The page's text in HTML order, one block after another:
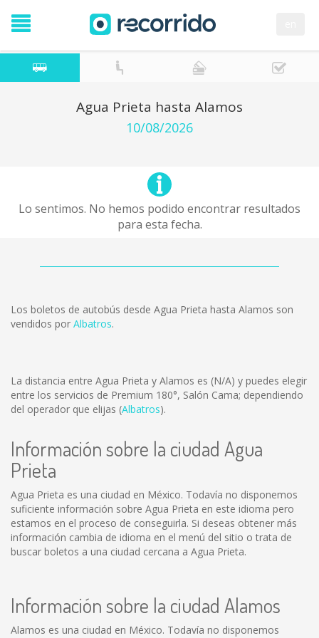
Agua Prieta hasta Alamos
10/08/2026
Lo sentimos. No hemos podido encontrar resultados
para esta fecha.
Los boletos de autobús desde Agua Prieta hasta Alamos son
vendidos por Albatros.
La distancia entre Agua Prieta y Alamos es (N/A) y puedes elegir
entre los servicios de Premium 180°, Salón Cama; dependiendo
del operador que elijas (Albatros).
Información sobre la ciudad Agua
Prieta
Agua Prieta es una ciudad en México. Todavía no disponemos
suficiente información sobre Agua Prieta en este idioma pero
estamos en el proceso de conseguirla. Si deseas obtener más
información cambia de idioma en el menú del sitio o trata de
buscar boletos a una ciudad cercana a Agua Prieta.
Información sobre la ciudad Alamos
Alamos es una ciudad en México. Todavía no disponemos